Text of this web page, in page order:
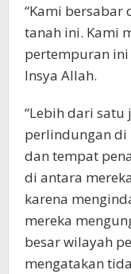
“Kami bersabar
tanah ini. Kami
pertempuran
Insya Allah.
“Lebih dari
perlindungan di
dan tempat
di antara
karena
mereka
besar wilayah
mengatakan